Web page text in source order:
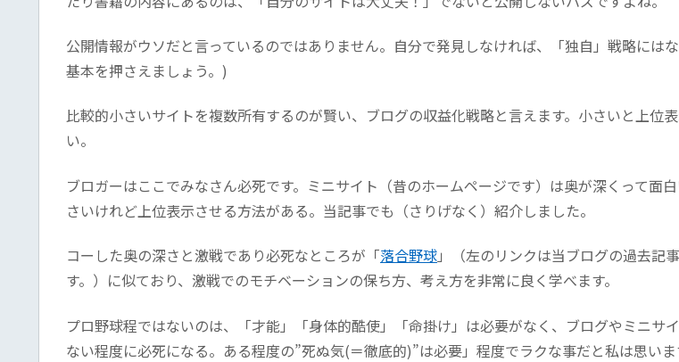
公開情報がウソだと言っているのではありません。自分で発見しなければ、「独自」戦略には
基本を押さえましょう。)
比較的小さいサイトを複数所有するのが賢い、ブログの収益化戦略と言えます。小さいと上位
い。
ブロガーはここでみなさん必死です。ミニサイト（昔のホームページです）は奥が深くって面
さいけれど上位表示させる方法がある。当記事でも（さりげなく）紹介しました。
コーした奥の深さと激戦であり必死なところが「落合野球」（左のリンクは当ブログの過去記
す。）に似ており、激戦でのモチベーションの保ち方、考え方を非常に良く学べます。
プロ野球程ではないのは、「才能」「身体的酷使」「命掛け」は必要がなく、ブログやミニサ
ない程度に必死になる。ある程度の”死ぬ気(＝徹底的)”は必要」程度でラクな事だと私は思いま